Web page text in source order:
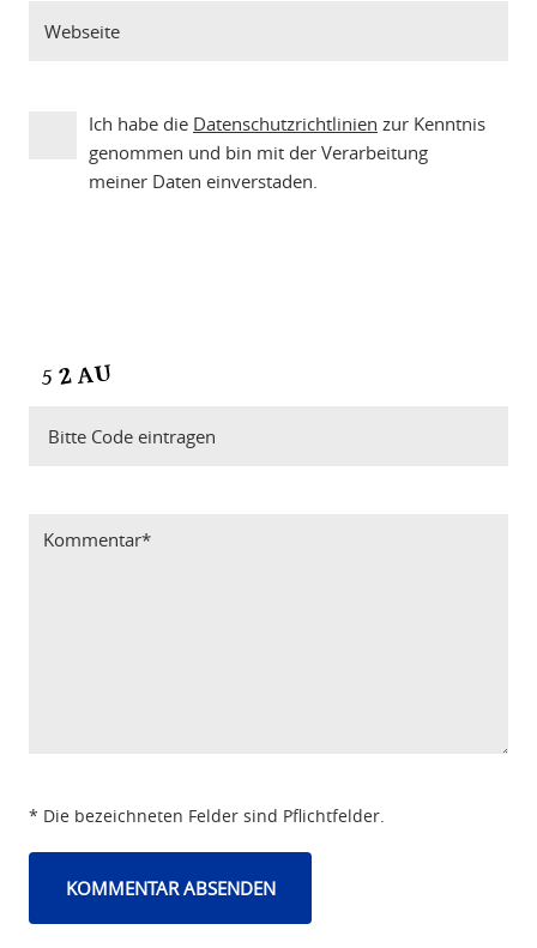
Ich habe die Datenschutzrichtlinien zur Kenntnis
genommen und bin mit der Verarbeitung
meiner Daten einverstaden.
* Die bezeichneten Felder sind Pflichtfelder.